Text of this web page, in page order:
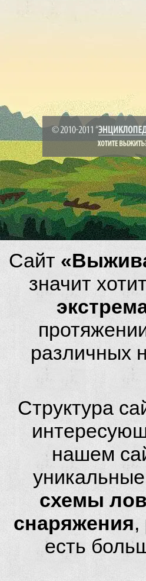
Сайт
значит
различных
Структура
нашем
схемы
снаряжения,
есть